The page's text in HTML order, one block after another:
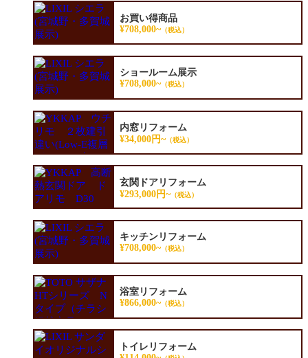
お買い得商品
¥708,000~（税込）
ショールーム展示
¥708,000~（税込）
内窓リフォーム
¥34,000円~（税込）
玄関ドアリフォーム
¥293,000円~（税込）
キッチンリフォーム
¥708,000~（税込）
浴室リフォーム
¥866,000~（税込）
トイレリフォーム